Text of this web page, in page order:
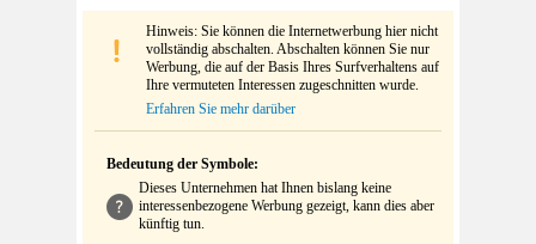
Hinweis: Sie können die Internetwerbung hier nicht
vollständig abschalten. Abschalten können Sie nur
Werbung, die auf der Basis Ihres Surfverhaltens auf
Ihre vermuteten Interessen zugeschnitten wurde.
Erfahren Sie mehr darüber
Bedeutung der Symbole:
Dieses Unternehmen hat Ihnen bislang keine
interessenbezogene Werbung gezeigt, kann dies aber
künftig tun.